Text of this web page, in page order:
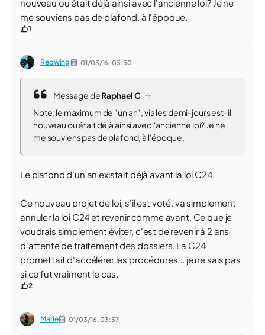
nouveau ou était déjà ainsi avec l'ancienne loi? Je ne
me souviens pas de plafond, à l'époque.
1
Redwing 01/03/16,03:50
Message deRaphael C
Note: le maximum de "un an", via les demi-jours est-il
nouveau ou était déjà ainsi avec l'ancienne loi? Je ne
me souviens pas de plafond, à l'époque.
Le plafond d'un an existait déjà avant la loi C24.
Ce nouveau projet de loi, s'il est voté, va simplement
annuler la loi C24 et revenir comme avant. Ce que je
voudrais simplement éviter, c'est de revenir à 2 ans
d'attente de traitement des dossiers. La C24
promettait d'accélérer les procédures... je ne sais pas
si ce fut vraiment le cas.
2
Marie 01/03/16,03:57